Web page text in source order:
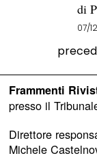
di
07/
Frammenti
presso il
Direttore
Michele